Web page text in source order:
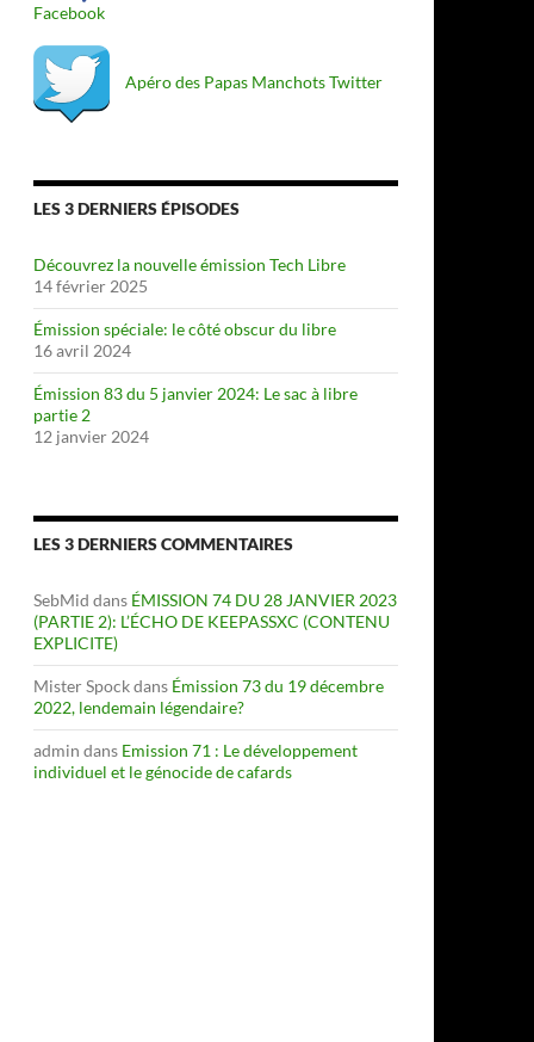
Facebook
Apéro des Papas Manchots Twitter
LES 3 DERNIERS ÉPISODES
Découvrez la nouvelle émission Tech Libre
14 février 2025
Émission spéciale: le côté obscur du libre
16 avril 2024
Émission 83 du 5 janvier 2024: Le sac à libre
partie 2
12 janvier 2024
LES 3 DERNIERS COMMENTAIRES
SebMid dans ÉMISSION 74 DU 28 JANVIER 2023
(PARTIE 2): L’ÉCHO DE KEEPASSXC (CONTENU
EXPLICITE)
Mister Spockdans Émission 73 du 19 décembre
2022, lendemain légendaire?
admin dans Emission 71 : Le développement
individuel et le génocide de cafards